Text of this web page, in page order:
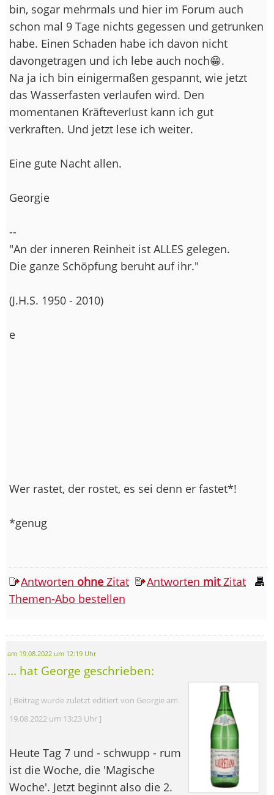
bin, sogar mehrmals und hier im Forum auch
schon mal 9 Tage nichts gegessen und getrunken
habe. Einen Schaden habe ich davon nicht
davongetragen und ich lebe auch noch😁.
Na ja ich bin einigermaßen gespannt, wie jetzt
das Wasserfasten verlaufen wird. Den
momentanen Kräfteverlust kann ich gut
verkraften. Und jetzt lese ich weiter.
Eine gute Nacht allen.
Georgie
--
"An der inneren Reinheit ist ALLES gelegen.
Die ganze Schöpfung beruht auf ihr."
(J.H.S. 1950 - 2010)
e
Wer rastet, der rostet, es sei denn er fastet*!
*genug
Antworten ohne Zitat Antworten mitZitat
Themen-Abo bestellen
am 19.08.2022 um 12:19 Uhr
... hat George geschrieben:
[ Beitrag wurde zuletzt editiert von Georgie am
19.08.2022 um 13:23 Uhr ]
Heute Tag 7 und - schwupp - rum
ist die Woche, die 'Magische
Woche'. Jetzt beginnt also die 2.